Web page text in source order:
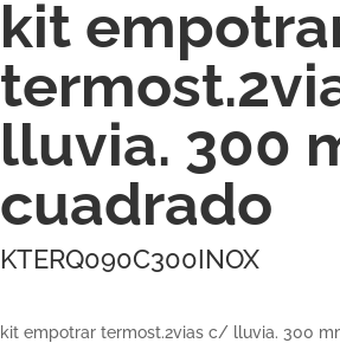
kit
lluvia. 300
cuadrado
KTERQ090C300INOX
kit empotrar termost.2vias c/ lluvia. 300